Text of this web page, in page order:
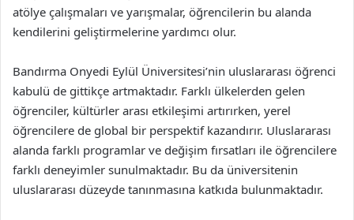
atölye çalışmaları ve yarışmalar, öğrencilerin bu alanda
kendilerini geliştirmelerine yardımcı olur.
Bandırma Onyedi Eylül Üniversitesi’nin uluslararası öğrenci
kabulü de gittikçe artmaktadır. Farklı ülkelerden gelen
öğrenciler, kültürler arası etkileşimi artırırken, yerel
öğrencilere de global bir perspektif kazandırır. Uluslararası
alanda farklı programlar ve değişim fırsatları ile öğrencilere
farklı deneyimler sunulmaktadır. Bu da üniversitenin
uluslararası düzeyde tanınmasına katkıda bulunmaktadır.